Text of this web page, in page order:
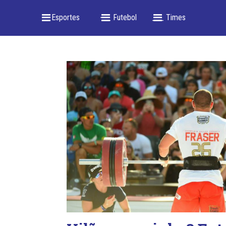
_ Esportes -- _ Futebol ___ Times